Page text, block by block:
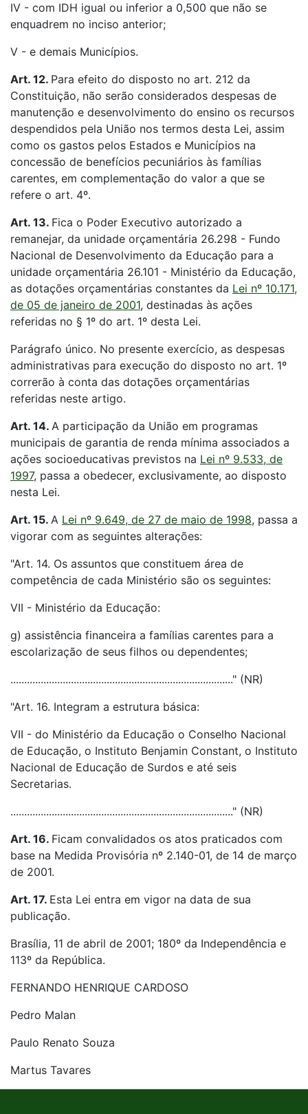
IV - com IDH igual ou inferior a 0,500 que não se
enquadrem no inciso anterior;
V - e demais Municípios.
Art. 12. Para efeito do disposto no art. 212 da
Constituição, não serão considerados despesas de
manutenção e desenvolvimento do ensino os recursos
despendidos pela União nos termos desta Lei, assim
como os gastos pelos Estados e Municípios na
concessão de benefícios pecuniários às famílias
carentes, em complementação do valor a que se
refere o art. 4º.
Art. 13. Fica o Poder Executivo autorizado a
remanejar, da unidade orçamentária 26.298 - Fundo
Nacional de Desenvolvimento da Educação para a
unidade orçamentária 26.101 - Ministério da Educação,
as dotações orçamentárias constantes da Lei nº 10.171,
de 05 de janeiro de 2001, destinadas às ações
referidas no § 1º do art. 1º desta Lei.
Parágrafo único. No presente exercício, as despesas
administrativas para execução do disposto no art. 1º
correrão à conta das dotações orçamentárias
referidas neste artigo.
Art. 14. A participação da União em programas
municipais de garantia de renda mínima associados a
ações socioeducativas previstos na Lei nº 9.533, de
1997, passa a obedecer, exclusivamente, ao disposto
nesta Lei.
Art. 15. A Lei nº 9.649, de 27 de maio de 1998, passa a
vigorar com as seguintes alterações:
"Art. 14. Os assuntos que constituem área de
competência de cada Ministério são os seguintes:
VII - Ministério da Educação:
g) assistência financeira a famílias carentes para a
escolarização de seus filhos ou dependentes;
................................................................................." (NR)
"Art. 16. Integram a estrutura básica:
VII - do Ministério da Educação o Conselho Nacional
de Educação, o Instituto Benjamin Constant, o Instituto
Nacional de Educação de Surdos e até seis
Secretarias.
................................................................................." (NR)
Art. 16. Ficam convalidados os atos praticados com
base na Medida Provisória nº 2.140-01, de 14 de março
de 2001.
Art. 17. Esta Lei entra em vigor na data de sua
publicação.
Brasília, 11 de abril de 2001; 180º da Independência e
113º da República.
FERNANDO HENRIQUE CARDOSO
Pedro Malan
Paulo Renato Souza
Martus Tavares